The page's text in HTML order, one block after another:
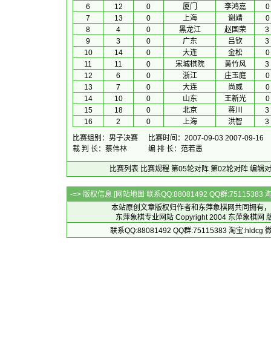
6
12 0 厦门 李鸿嘉
0
7
13 0 上海 谢靖
0
8
4 0 黑龙江 赵国荣
3
9
3 0 广东 吕钦
3
10
14 0 大连 金松
0
11
11 0 宋城棋院 黄竹风
3
12
6 0 浙江 庄玉庭
0
13
7 0 大连 尚威
0
14
10 0 山东 王新光
0
15
18 0 北京 蒋川
3
16
2 0 上海 洪智
3
比赛组别：男子决赛
比赛时间：2007-09-03 2007-09-16
裁 判 长：蔡伟林
编 排 长：范若愚
比赛列表 比赛规程 第05轮对阵 第02轮对阵 编辑
-=> 版权信息 [网站地图 联系QQ:88081492 QQ群:75115383
本站原创文章版权归作者和 东萍象棋网共同拥有
东萍象棋专业网站 Copyright 2004 东萍象棋网
联系QQ:88081492 QQ群:75115383 淘宝:hldcg